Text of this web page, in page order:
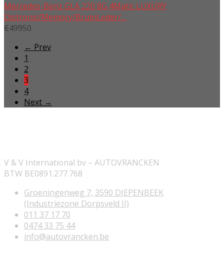
Mercedes-Benz GLA 220 8G 4Matic LUXURY
Distronic/Memory/BruinLeder/…
€49950
← Prev
1
2
3
4
Next →
V & V International bv – AUTOVRANCKEN
BTW BE0891.277.768
Groeningenweg 7, 3590 DIEPENBEEK
(Industriezone Dorpsveld II)
011 37 17 70
0474 33 75 44
info@autovrancken.be